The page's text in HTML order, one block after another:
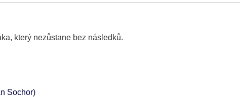
který nezůstane bez následků.
Sochor)